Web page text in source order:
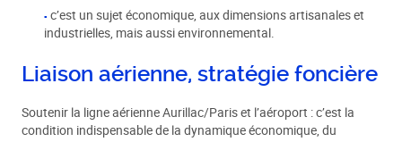
c’est un sujet économique, aux dimensions artisanales et
industrielles, mais aussi environnemental.
Liaison aérienne, stratégie foncière
Soutenir la ligne aérienne Aurillac/Paris et l’aéroport : c’est la
condition indispensable de la dynamique économique, du